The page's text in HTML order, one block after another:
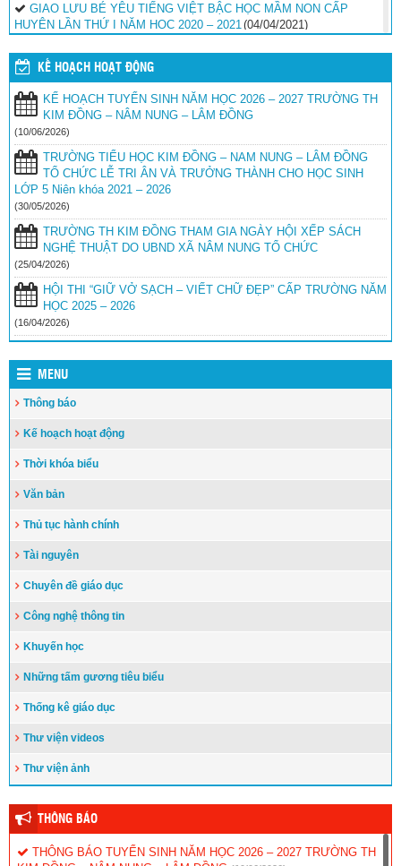
GIAO LƯU BÉ YÊU TIẾNG VIỆT BẬC HỌC MẦM NON CẤP
HUYỆN LẦN THỨ I NĂM HỌC 2020 – 2021 (04/04/2021)
GIAO LƯU BÉ YÊU TIẾNG VIỆT BẬC HỌC MẦM NON CẤP
HUYỆN LẦN THỨ I NĂM HỌC 2020 – 2021
GIAO LƯU BÉ YÊU TIẾNG VIỆT BẬC HỌC MẦM NON CẤP
HUYỆN LẦN THỨ I NĂM HỌC 2020 – 2021 (04/04/2021)
GIAO LƯU BÉ YÊU TIẾNG VIỆT CẤP HUYỆN LẦN THỨ I NĂM
HỌC 2020 – 2021 (04/04/2021)
GIAO LƯU BÉ YÊU TIẾNG VIỆT CẤP HUYỆN LẦN THỨ I NĂM
HỌC 2020 – 2021
KẾ HOẠCH HOẠT ĐỘNG
KẾ HOẠCH TUYỂN SINH NĂM HỌC 2026 – 2027 TRƯỜNG TH
KIM ĐỒNG – NÂM NUNG – LÂM ĐỒNG
(10/06/2026)
TRƯỜNG TIỂU HỌC KIM ĐỒNG – NAM NUNG – LÂM ĐỒNG
TỔ CHỨC LỄ TRI ÂN VÀ TRƯỞNG THÀNH CHO HỌC SINH
LỚP 5 Niên khóa 2021 – 2026
(30/05/2026)
TRƯỜNG TH KIM ĐỒNG THAM GIA NGÀY HỘI XẾP SÁCH
NGHỆ THUẬT DO UBND XÃ NÂM NUNG TỔ CHỨC
(25/04/2026)
HỘI THI “GIỮ VỞ SẠCH – VIẾT CHỮ ĐẸP” CẤP TRƯỜNG NĂM
HỌC 2025 – 2026
(16/04/2026)
MENU
Thông báo
Kế hoạch hoạt động
Thời khóa biểu
Văn bản
Thủ tục hành chính
Tài nguyên
Chuyên đề giáo dục
Công nghệ thông tin
Khuyến học
Những tấm gương tiêu biểu
Thống kê giáo dục
Thư viện videos
Thư viện ảnh
THÔNG BÁO
THÔNG BÁO TUYỂN SINH NĂM HỌC 2026 – 2027 TRƯỜNG TH